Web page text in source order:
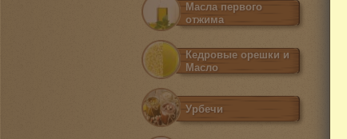
Масла первого
отжима
Кедровые орешки и
Масло
Урбечи